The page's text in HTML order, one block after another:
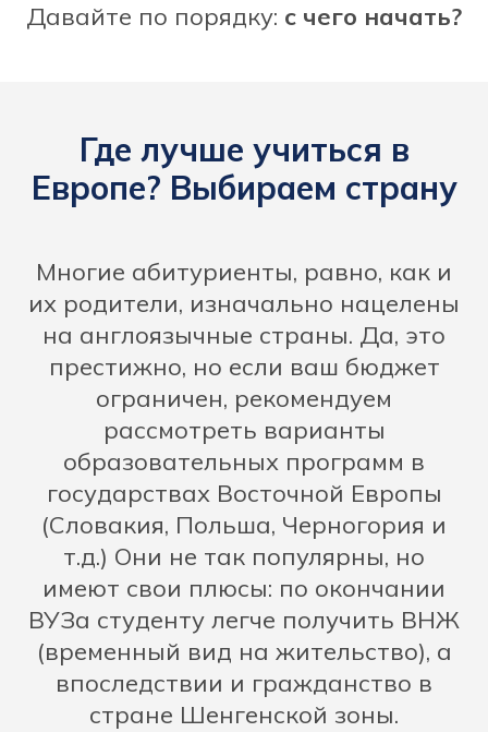
Давайте по порядку: с чего начать?
Где лучше учиться в
Европе? Выбираем страну
Многие абитуриенты, равно, как и
их родители, изначально нацелены
на англоязычные страны. Да, это
престижно, но если ваш бюджет
ограничен, рекомендуем
рассмотреть варианты
образовательных программ в
государствах Восточной Европы
(Словакия, Польша, Черногория и
т.д.) Они не так популярны, но
имеют свои плюсы: по окончании
ВУЗа студенту легче получить ВНЖ
(временный вид на жительство), а
впоследствии и гражданство в
стране Шенгенской зоны.